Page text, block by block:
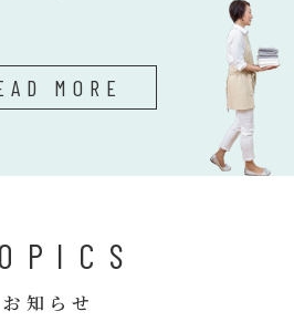
MORE
お知らせ